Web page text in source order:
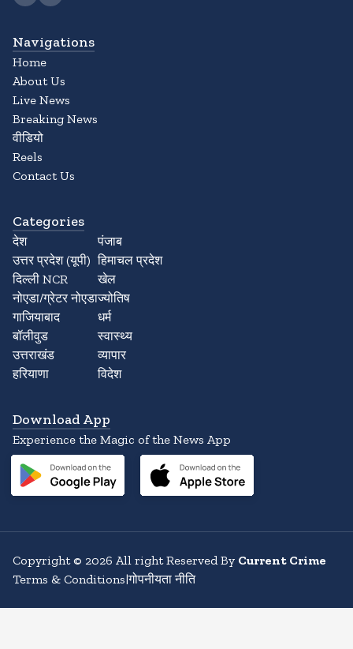
Navigations
Home
About Us
Live News
Breaking News
वीडियो
Reels
Contact Us
Categories
देश
उत्तर प्रदेश (यूपी)
दिल्ली NCR
नोएडा/ग्रेटर नोएडा
गाजियाबाद
बॉलीवुड
उत्तराखंड
हरियाणा
पंजाब
हिमाचल प्रदेश
खेल
ज्योतिष
धर्म
स्वास्थ्य
व्यापार
विदेश
Download App
Experience the Magic of the News App
Copyright© 2026 All right Reserved By Current Crime
Terms & Conditions|गोपनीयता नीति